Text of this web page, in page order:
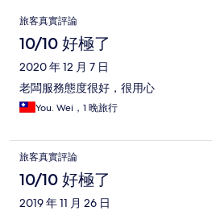
評
論
旅客真實評論
10/10 好極了
2020 年 12 月 7 日
老闆服務態度很好，很用心
You. Wei，1 晚旅行
旅客真實評論
10/10 好極了
2019 年 11 月 26 日